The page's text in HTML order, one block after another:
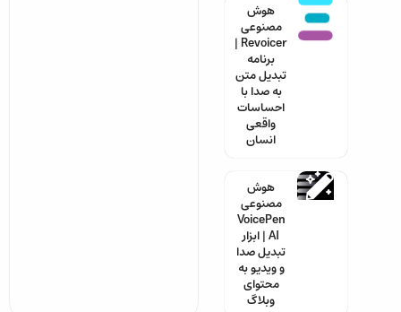
هوش
مصنوعی
Revoicer |
برنامه
تبدیل متن
به صدا با
احساسات
واقعی
انسان
هوش
مصنوعی
VoicePen
AI | ابزار
تبدیل صدا
و ویدیو به
محتوای
وبلاگ